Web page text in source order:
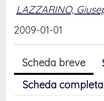
LAZZARINO,
2009-01-01
Scheda breve
Scheda